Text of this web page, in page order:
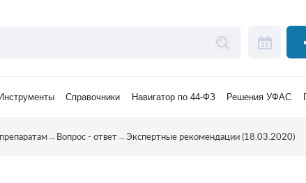
Инструменты Справочники Навигатор по 44-ФЗ Решения УФАС
→Вопрос - ответ→Экспертные рекомендации (18.03.2020)